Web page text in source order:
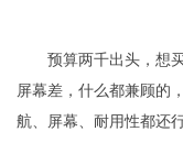
预算两千出头，想
屏幕差，什么都兼顾的
航、屏幕、耐用性都还